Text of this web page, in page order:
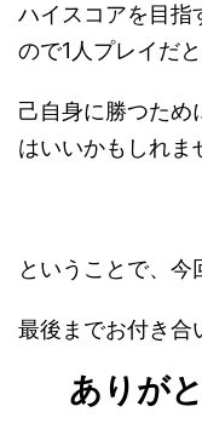
ハイスコアを目指
ので1人プレイだ
己自身に勝つため
はいいかもしれま
ということで、今
最後までお付き合
ありが